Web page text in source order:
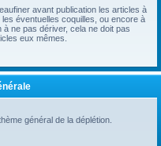
avant publication les articles à
éventuelles coquilles, ou encore à
ne pas dériver, cela ne doit pas
eux mêmes.
général de la déplétion.